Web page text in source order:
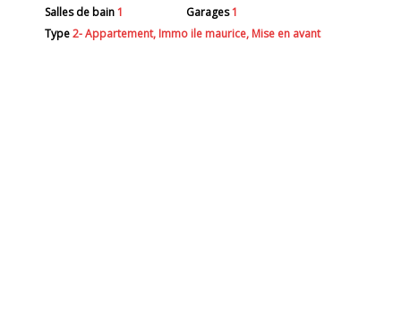
Salles de bain1 Garages1
Type2- Appartement, Immo ile maurice, Mise en avant